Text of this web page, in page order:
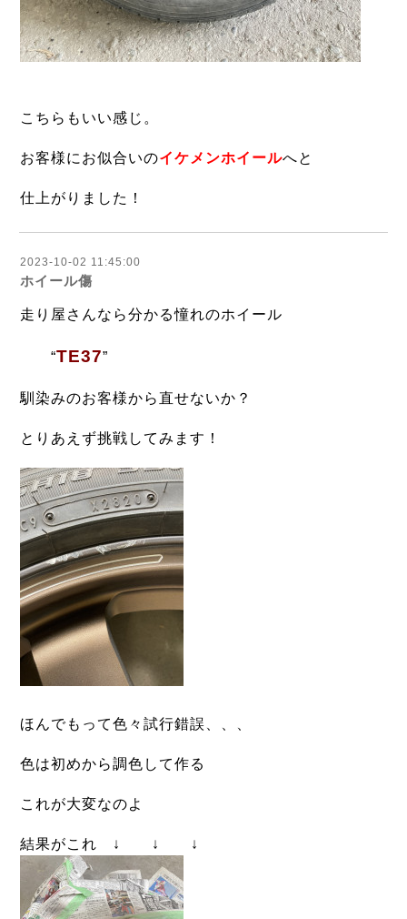
こちらもいい感じ。
お客様にお似合いのイケメンホイールへと
仕上がりました！
2023-10-02 11:45:00
ホイール傷
走り屋さんなら分かる憧れのホイール
“TE37”
馴染みのお客様から直せないか？
とりあえず挑戦してみます！
ほんでもって色々試行錯誤、、、
色は初めから調色して作る
これが大変なのよ
結果がこれ ↓ ↓ ↓